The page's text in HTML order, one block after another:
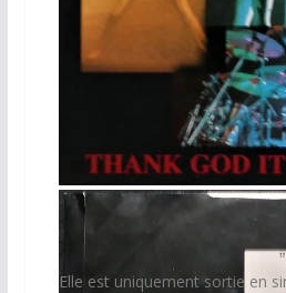
Maxi 45 Tours UK
Elle est uniquement sortie en